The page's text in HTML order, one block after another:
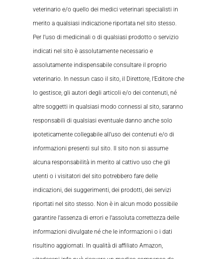
veterinario e/o quello dei medici veterinari specialisti in
merito a qualsiasi indicazione riportata nel sito stesso.
Per l’uso di medicinali o di qualsiasi prodotto o servizio
indicati nel sito è assolutamente necessario e
assolutamente indispensabile consultare il proprio
veterinario. In nessun caso il sito, il Direttore, l’Editore che
lo gestisce, gli autori degli articoli e/o dei contenuti, né
altre soggetti in qualsiasi modo connessi al sito, saranno
responsabili di qualsiasi eventuale danno anche solo
ipoteticamente collegabile all’uso dei contenuti e/o di
informazioni presenti sul sito. Il sito non si assume
alcuna responsabilità in merito al cattivo uso che gli
utenti o i visitatori del sito potrebbero fare delle
indicazioni, dei suggerimenti, dei prodotti, dei servizi
riportati nel sito stesso. Non è in alcun modo possibile
garantire l’assenza di errori e l’assoluta correttezza delle
informazioni divulgate né che le informazioni o i dati
risultino aggiornati. In qualità di affiliato Amazon,